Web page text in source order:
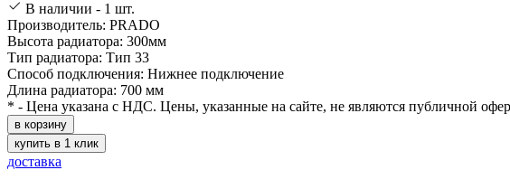
В наличии - 1 шт.
Производитель: PRADO
Высота радиатора: 300мм
Тип радиатора: Тип 33
Способ подключения: Нижнее подключение
Длина радиатора: 700 мм
* - Цена указана с НДС. Цены, указанные на сайте, не являются публичной
в корзину
купить в 1 клик
доставка